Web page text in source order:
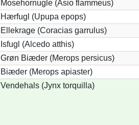
Mosehornugle (Asio flammeus)
Hærfugl (Upupa epops)
Ellekrage (Coracias garrulus)
Isfugl (Alcedo atthis)
Grøn Biæder (Merops persicus)
Biæder (Merops apiaster)
Vendehals (Jynx torquilla)